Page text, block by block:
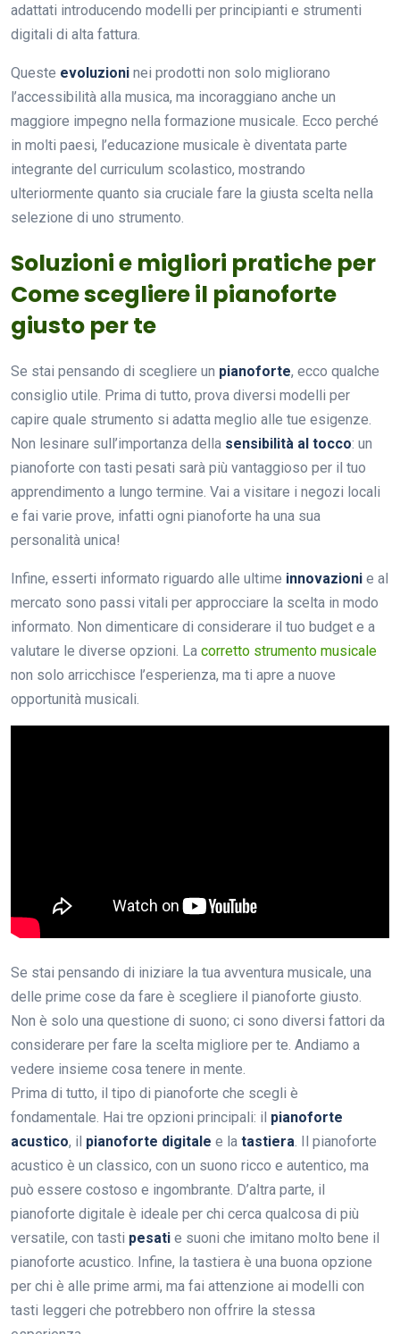
adattati introducendo modelli per principianti e strumenti
digitali di alta fattura.
Queste evoluzioni nei prodotti non solo migliorano
l’accessibilità alla musica, ma incoraggiano anche un
maggiore impegno nella formazione musicale. Ecco perché
in molti paesi, l’educazione musicale è diventata parte
integrante del curriculum scolastico, mostrando
ulteriormente quanto sia cruciale fare la giusta scelta nella
selezione di uno strumento.
Soluzioni e migliori pratiche per
Come scegliere il pianoforte
giusto per te
Se stai pensando di scegliere un pianoforte, ecco qualche
consiglio utile. Prima di tutto, prova diversi modelli per
capire quale strumento si adatta meglio alle tue esigenze.
Non lesinare sull’importanza della sensibilità al tocco: un
pianoforte con tasti pesati sarà più vantaggioso per il tuo
apprendimento a lungo termine. Vai a visitare i negozi locali
e fai varie prove, infatti ogni pianoforte ha una sua
personalità unica!
Infine, esserti informato riguardo alle ultime innovazioni e al
mercato sono passi vitali per approcciare la scelta in modo
informato. Non dimenticare di considerare il tuo budget e a
valutare le diverse opzioni. La corretto strumento musicale
non solo arricchisce l’esperienza, ma ti apre a nuove
opportunità musicali.
Se stai pensando di iniziare la tua avventura musicale, una
delle prime cose da fare è scegliere il pianoforte giusto.
Non è solo una questione di suono; ci sono diversi fattori da
considerare per fare la scelta migliore per te. Andiamo a
vedere insieme cosa tenere in mente.
Prima di tutto, il tipo di pianoforte che scegli è
fondamentale. Hai tre opzioni principali: il pianoforte
acustico, il pianoforte digitale e la tastiera. Il pianoforte
acustico è un classico, con un suono ricco e autentico, ma
può essere costoso e ingombrante. D’altra parte, il
pianoforte digitale è ideale per chi cerca qualcosa di più
versatile, con tasti pesati e suoni che imitano molto bene il
pianoforte acustico. Infine, la tastiera è una buona opzione
per chi è alle prime armi, ma fai attenzione ai modelli con
tasti leggeri che potrebbero non offrire la stessa